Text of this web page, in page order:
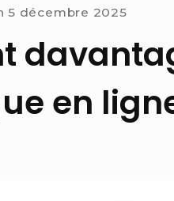
5 décembre 2025
en